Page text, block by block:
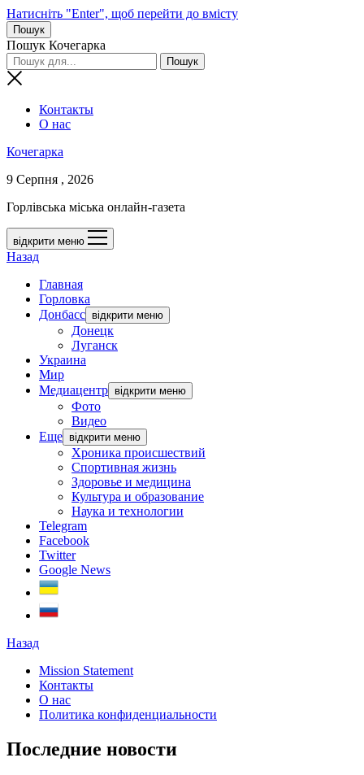
Натисніть "Enter", щоб перейти до вмісту
Пошук
Пошук Кочегарка
Контакты
О нас
Кочегарка
9 Серпня , 2026
Горлівська міська онлайн-газета
відкрити меню
Назад
Главная
Горловка
Донбасс відкрити меню
Донецк
Луганск
Украина
Мир
Медиацентр відкрити меню
Фото
Видео
Еще відкрити меню
Хроника происшествий
Спортивная жизнь
Здоровье и медицина
Культура и образование
Наука и технологии
Telegram
Facebook
Twitter
Google News
Назад
Mission Statement
Контакты
О нас
Политика конфиденциальности
Последние новости